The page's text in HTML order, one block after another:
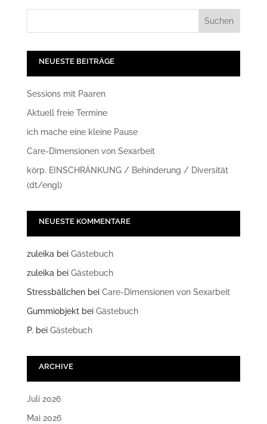
NEUESTE BEITRÄGE
Sessions mit Paaren
Aktuell freie Termine
ich mache eine kleine Pause
Care-Dimensionen von Sexarbeit
körp. EINSCHRÄNKUNG / Behinderung / Diversität
(dt/engl)
NEUESTE KOMMENTARE
zuleikabei Gästebuch
zuleikabei Gästebuch
Stressbällchenbei Care-Dimensionen von Sexarbeit
Gummiobjektbei Gästebuch
P. bei Gästebuch
ARCHIVE
Juli 2026
Mai 2026